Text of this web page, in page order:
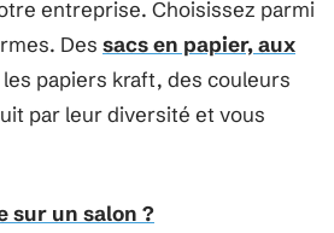
entreprise. Choisissez parmi
Des sacs en papier, aux
papiers kraft, des couleurs
par leur diversité et vous
sur un salon ?